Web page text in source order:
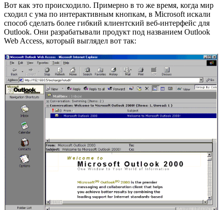
Вот как это происходило. Примерно в то же время, когда мир
сходил с ума по интерактивным кнопкам, в Microsoft искали
способ сделать более гибкий клиентский веб-интерфейс для
Outlook. Они разрабатывали продукт под названием Outlook
Web Access, который выглядел вот так: